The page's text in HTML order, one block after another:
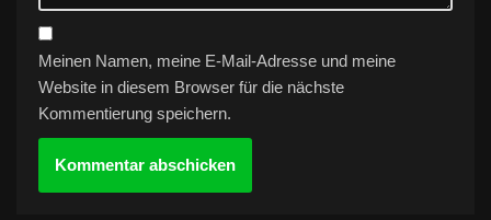
Meinen Namen, meine E-Mail-Adresse und meine
Website in diesem Browser für die nächste
Kommentierung speichern.